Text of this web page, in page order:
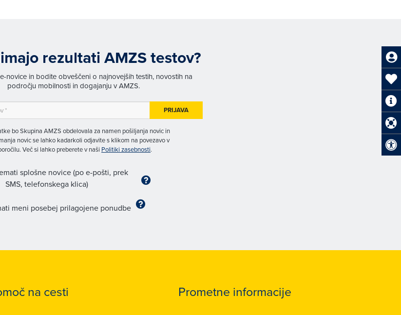
rezultati AMZS testov?
novice in bodite obveščeni o najnovejših testih, novostih na
področju mobilnosti in dogajanju v AMZS.
bo Skupina AMZS obdelovala za namen pošiljanja novic in
novic se lahko kadarkoli odjavite s klikom na povezavo v
Več si lahko preberete v naši Politiki zasebnosti.
splošne novice (po e-pošti, prek
SMS, telefonskega klica)
meni posebej prilagojene ponudbe
PRIJAVA
na cesti Prometne informacije